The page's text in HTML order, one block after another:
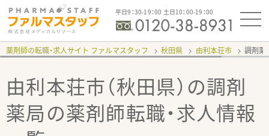
平日9：30-19：00 土日10：00-19：00
薬剤師の転職・求人サイト ファルマスタッフ 秋田県 由利本荘市 調剤
由利本荘市（秋田県）の調剤
薬局の薬剤師転職・求人情報